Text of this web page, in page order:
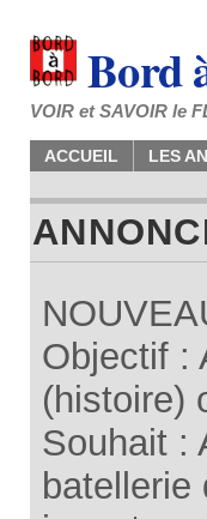
Bord
VOIR et SAVOIR le
ACCUEIL LES
Objectif :
(histoire)
Souhait :